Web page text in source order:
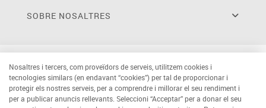
SOBRE NOSALTRES
Nosaltres i tercers, com proveïdors de serveis, utilitzem cookies i
tecnologies similars (en endavant “cookies”) per tal de proporcionar i
protegir els nostres serveis, per a comprendre i millorar el seu rendiment i
per a publicar anuncis rellevants. Seleccioni “Acceptar” per a donar el seu